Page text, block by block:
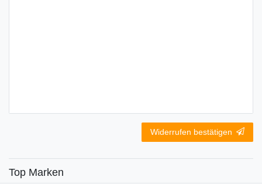
Widerrufen bestätigen
Top Marken